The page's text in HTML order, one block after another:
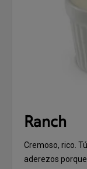
Ranch
Cremoso, rico.
aderezos